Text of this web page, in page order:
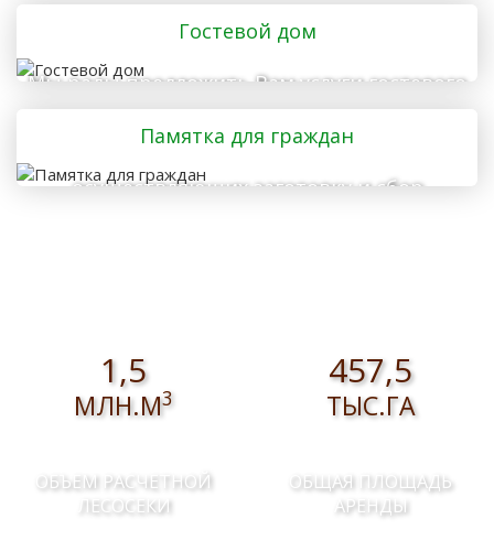
Гостевой дом
Мы рады предложить Вам услуги гостевого
дома
Памятка для граждан
осуществляющих заготовку и сбор
1,5
МЛН.М3
ОБЪЕМ РАСЧЕТНОЙ
ЛЕСОСЕКИ
457,5
ТЫС.ГА
ОБЩАЯ ПЛОЩАДЬ
АРЕНДЫ